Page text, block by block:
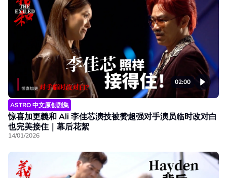
02:00
ASTRO 中文原创剧集
惊喜加更義和 Ali 李佳芯演技被赞超强对手演员临时改对白
也完美接住｜幕后花絮
14/01/2026